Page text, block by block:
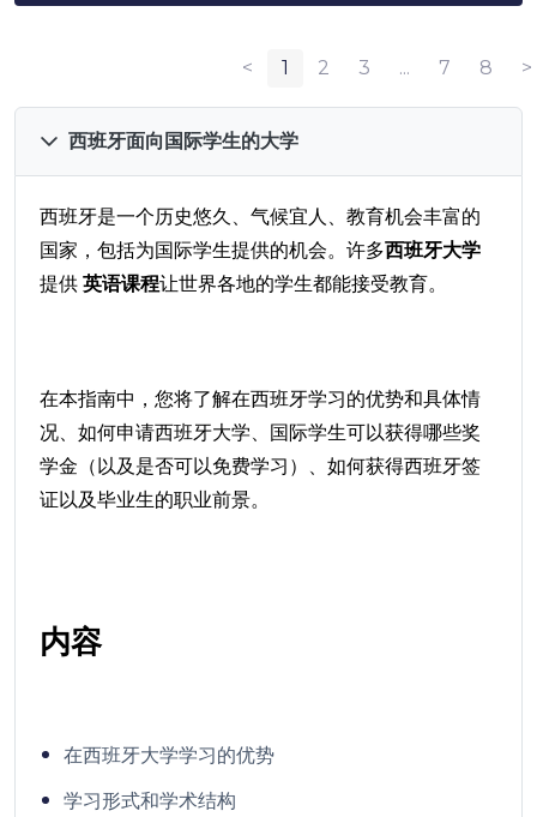
< 1 2 3 ... 7 8 >
西班牙面向国际学生的大学
西班牙是一个历史悠久、气候宜人、教育机会丰富的
国家，包括为国际学生提供的机会。许多西班牙大学
提供 英语课程让世界各地的学生都能接受教育。
在本指南中，您将了解在西班牙学习的优势和具体情
况、如何​​申请西班牙大学、国际学生可以获得哪些奖
学金（以及是否可以免费学习）、如何获得西班牙签
证以及毕业生的职业前景。
内容
在西班牙大学学习的优势
学习形式和学术结构